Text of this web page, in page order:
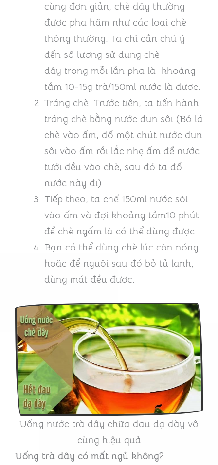
cùng đơn giản, chè dây thường
được pha hãm như các loại chè
thông thường. Ta chỉ cần chú ý
đến số lượng sử dụng chè
dây trong mỗi lần pha là khoảng
tầm 10-15g trà/150ml nước là được.
Tráng chè: Trước tiên, ta tiến hành
tráng chè bằng nước đun sôi (Bỏ lá
chè vào ấm, đổ một chút nước đun
sôi vào ấm rồi lắc nhẹ ấm để nước
tưới đều vào chè, sau đó ta đổ
nước này đi)
Tiếp theo, ta chế 150ml nước sôi
vào ấm và đợi khoảng tầm10 phút
để chè ngấm là có thể dùng được.
Bạn có thể dùng chè lúc còn nóng
hoặc để nguội sau đó bỏ tủ lạnh,
dùng mát đều được.
Uống nước trà dây chữa đau dạ dày vô
cùng hiệu quả
Uống trà dây có mất ngủ không?